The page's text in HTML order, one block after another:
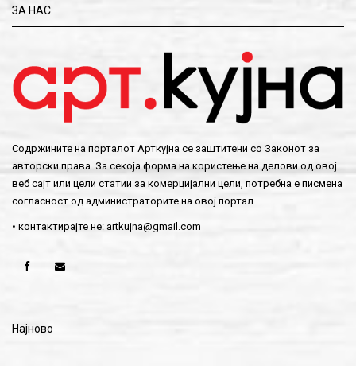
ЗА НАС
Содржините на порталот Арткујна се заштитени со Законот за
авторски права. За секоја форма на користење на делови од овој
веб сајт или цели статии за комерцијални цели, потребна е писмена
согласност од администраторите на овој портал.
• контактирајте не: artkujna@gmail.com
Најново